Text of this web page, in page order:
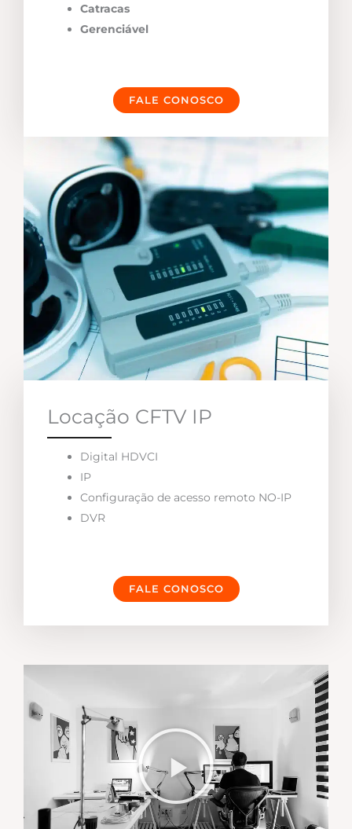
Catracas
Gerenciável
FALE CONOSCO
Locação CFTV IP
Digital HDVCI
IP
Configuração de acesso remoto NO-IP
DVR
FALE CONOSCO